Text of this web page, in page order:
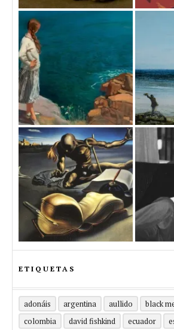
ETIQUETAS
adonáis argentina aullido black
colombia
david fishkind ecuador